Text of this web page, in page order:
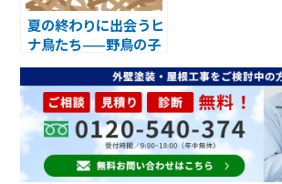
夏の終わりに出会うヒ
ナ鳥たち——野鳥の子
育てと人との関わり